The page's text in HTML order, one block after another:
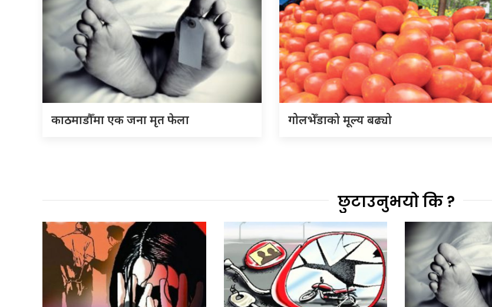
काठमाडौँमा एक जना मृत फेला गोलभेँडाको मूल्य बढ्यो
छुटाउनुभयो कि ?